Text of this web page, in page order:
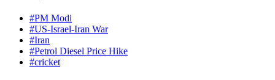
#PM Modi
#US-Israel-Iran War
#Iran
#Petrol Diesel Price Hike
#cricket